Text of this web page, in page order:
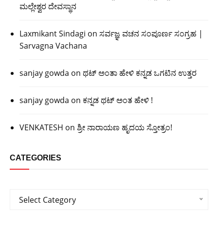
ಮಲ್ಲೇಶ್ವರ ದೇವಸ್ಥಾನ
Laxmikant Sindagi on ಸರ್ವಜ್ಞ ವಚನ ಸಂಪೂರ್ಣ ಸಂಗ್ರಹ |
Sarvagna Vachana
sanjay gowda on ಥಟ್ ಅಂತಾ ಹೇಳಿ ಕನ್ನಡ ಒಗಟಿನ ಉತ್ತರ
sanjay gowda on ಕನ್ನಡ ಥಟ್ ಅಂತ ಹೇಳಿ !
VENKATESH on ಶ್ರೀ ನಾರಾಯಣ ಹೃದಯ ಸ್ತೋತ್ರಂ!
CATEGORIES
Categories
Select Category